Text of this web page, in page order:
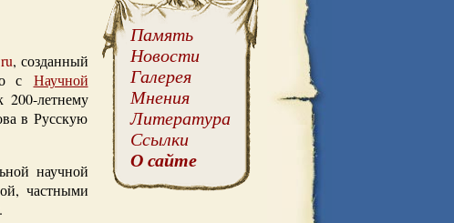
Память
Новости
Галерея
Мнения
Литература
Ссылки
О сайте
, созданный
с Научной
200-летнему
в Русскую
научной
частными